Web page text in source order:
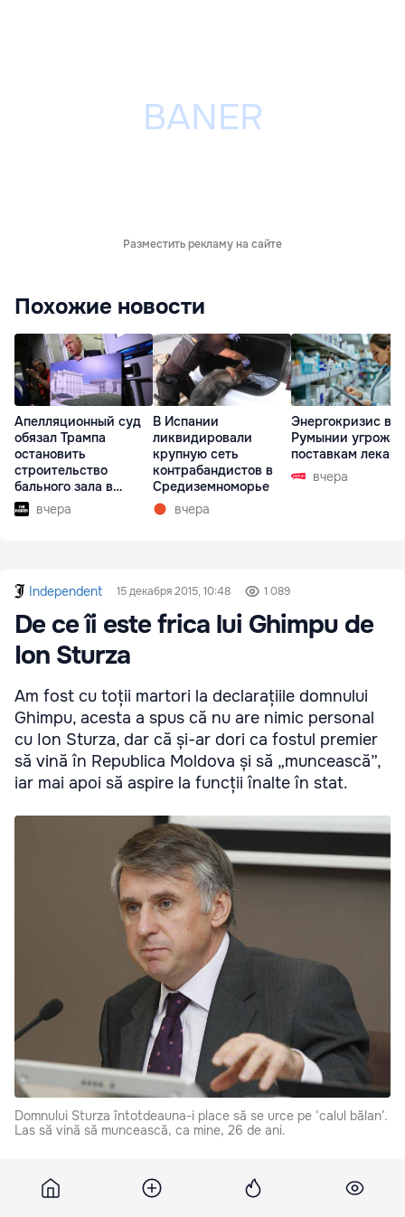
Разместить рекламу на сайте
Похожие новости
Апелляционный суд
обязал Трампа
остановить
строительство
бального зала в
Белом доме
вчера
В Испании
ликвидировали
крупную сеть
контрабандистов в
Средиземноморье
вчера
Энергокризис в
Румынии
поставкам
вчера
Independent 15 декабря 2015, 10:48 1 089
De ce îi este frica lui Ghimpu de
Ion Sturza
Am fost cu toții martori la declarațiile domnului
Ghimpu, acesta a spus că nu are nimic personal
cu Ion Sturza, dar că și-ar dori ca fostul premier
să vină în Republica Moldova și să „muncească”,
iar mai apoi să aspire la funcții înalte în stat.
Domnului Sturza întotdeauna-i place să se urce pe ‘calul bălan’.
Las să vină să muncească, ca mine, 26 de ani.
„Domnului Sturza întotdeauna-i place să se urce pe